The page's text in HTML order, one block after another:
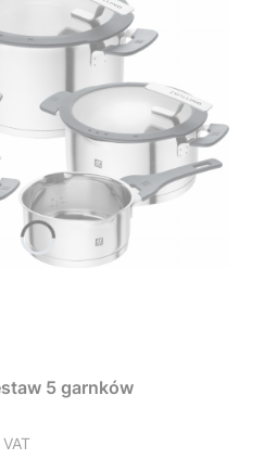
5 garnków
VAT